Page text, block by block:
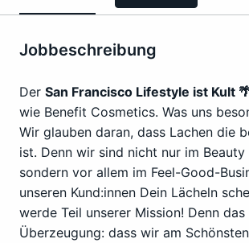
Jobbeschreibung
Der San Francisco Lifestyle ist Kult
wie Benefit Cosmetics. Was uns
Wir glauben daran, dass Lachen die
ist. Denn wir sind nicht nur im Beauty
sondern vor allem im Feel-Good-
unseren Kund:innen Dein Lächeln
werde Teil unserer Mission! Denn
Überzeugung: dass wir am